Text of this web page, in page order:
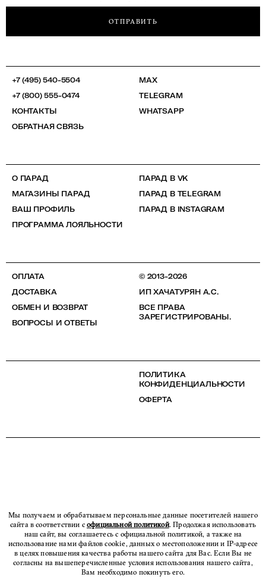
ОТПРАВИТЬ
+7 (495) 540-5504
+7 (800) 555-0474
КОНТАКТЫ
ОБРАТНАЯ СВЯЗЬ
MAX
TELEGRAM
WHATSAPP
О ПАРАД
МАГАЗИНЫ ПАРАД
ВАШ ПРОФИЛЬ
ПРОГРАММА ЛОЯЛЬНОСТИ
ПАРАД В VK
ПАРАД В TELEGRAM
ПАРАД В INSTAGRAM
ОПЛАТА
ДОСТАВКА
ОБМЕН И ВОЗВРАТ
ВОПРОСЫ И ОТВЕТЫ
© 2013-2026
ИП ХАЧАТУРЯН А.С.
ВСЕ ПРАВА
ЗАРЕГИСТРИРОВАНЫ.
ПОЛИТИКА
КОНФИДЕНЦИАЛЬНОСТИ
ОФЕРТА
Мы получаем и обрабатываем персональные данные посетителей нашего
сайта в соответствии софициальной политикой. Продолжая использовать
наш сайт, вы соглашаетесь с официальной политикой, а также на
использование нами файлов cookie, данных о местоположении и IP-адресе
в целях повышения качества работы нашего сайта для Вас. Если Вы не
согласны на вышеперечисленные условия использования нашего сайта,
Вам необходимо покинуть его.